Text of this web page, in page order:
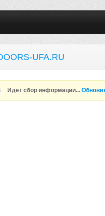
UFA.RU
Идет сбор информации...